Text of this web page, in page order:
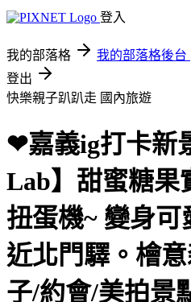
登入
我的部落格 我的部落格後台
登出
快樂親子趴趴走 國內旅遊
❤嘉義ig打卡新
Lab】甜蜜糖果
扭蛋機~ 變身
近北門驛。檜
子/約會/美拍景